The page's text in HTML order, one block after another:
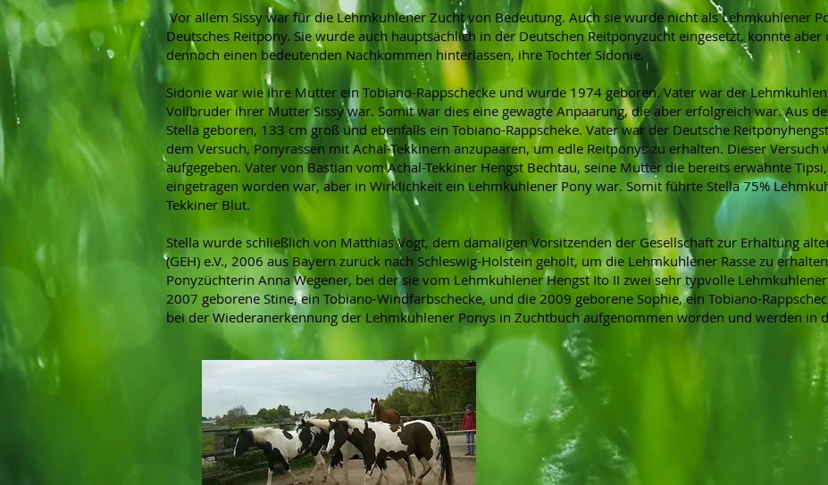
Vor allem Sissy war für die Lehmkuhlener Zucht von Bedeutung. Auch sie wurde nicht als Lehmkuhlener
Deutsches Reitpony. Sie wurde auch hauptsächlich in der Deutschen Reitponyzucht eingesetzt, konnte
dennoch einen bedeutenden Nachkommen hinterlassen, ihre Tochter Sidonie.
Sidonie war wie ihre Mutter ein Tobiano-Rappschecke und wurde 1974 geboren. Vater war der
Vollbruder ihrer Mutter Sissy war. Somit war dies eine gewagte Anpaarung, die aber erfolgreich war. Aus
Stella geboren, 133 cm groß und ebenfalls ein Tobiano-Rappscheke. Vater war der Deutsche
dem Versuch, Ponyrassen mit Achal-Tekkinern anzupaaren, um edle Reitponys zu erhalten. Dieser
aufgegeben. Vater von Bastian vom Achal-Tekkiner Hengst Bechtau, seine Mutter die bereits erwähnte
eingetragen worden war, aber in Wirklichkeit ein Lehmkuhlener Pony war. Somit führte Stella 75%
Tekkiner Blut.
Stella wurde schließlich von Matthias Vogt, dem damaligen Vorsitzenden der Gesellschaft zur Erhaltung
(GEH) e.V., 2006 aus Bayern zurück nach Schleswig-Holstein geholt, um die Lehmkuhlener Rasse zu
Ponyzüchterin Anna Wegener, bei der sie vom Lehmkuhlener Hengst Ito II zwei sehr typvolle
2007 geborene Stine, ein Tobiano-Windfarbschecke, und die 2009 geborene Sophie, ein Tobiano-
bei der Wiederanerkennung der Lehmkuhlener Ponys in Zuchtbuch aufgenommen worden und werden in